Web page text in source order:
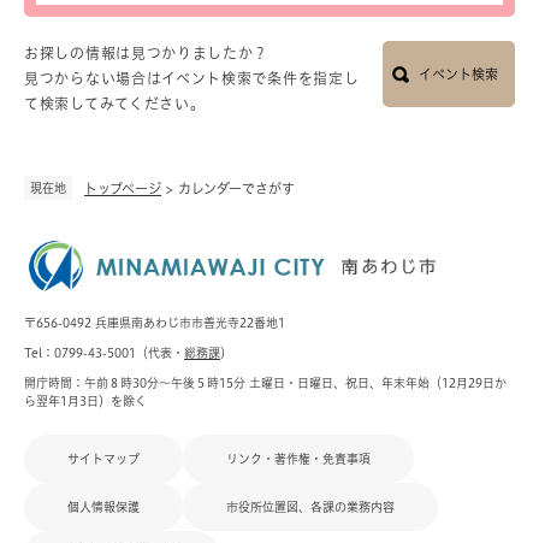
現在地 トップページ > カレンダーでさがす
お探しの情報は見つかりましたか？
見つからない場合はイベント検索で条件を指定し
て検索してみてください。
イベント検索
〒656-0492 兵庫県南あわじ市市善光寺22番地1
Tel：0799-43-5001（代表・ 総務課）
開庁時間：午前８時30分～午後５時15分 土曜日・日曜日、祝日、年末年始（12月29日か
ら翌年1月3日）を除く
サイトマップ リンク・著作権・免責事項
個人情報保護 市役所位置図、各課の業務内容